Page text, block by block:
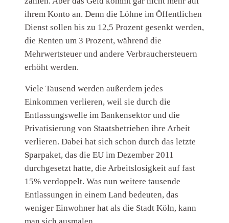
ihrem Konto an. Denn die Löhne im Öffentlichen
Dienst sollen bis zu 12,5 Prozent gesenkt werden,
die Renten um 3 Prozent, während die
Mehrwertsteuer und andere Verbrauchersteuern
erhöht werden.
Viele Tausend werden außerdem jedes
Einkommen verlieren, weil sie durch die
Entlassungswelle im Bankensektor und die
Privatisierung von Staatsbetrieben ihre Arbeit
verlieren. Dabei hat sich schon durch das letzte
Sparpaket, das die EU im Dezember 2011
durchgesetzt hatte, die Arbeitslosigkeit auf fast
15% verdoppelt. Was nun weitere tausende
Entlassungen in einem Land bedeuten, das
weniger Einwohner hat als die Stadt Köln, kann